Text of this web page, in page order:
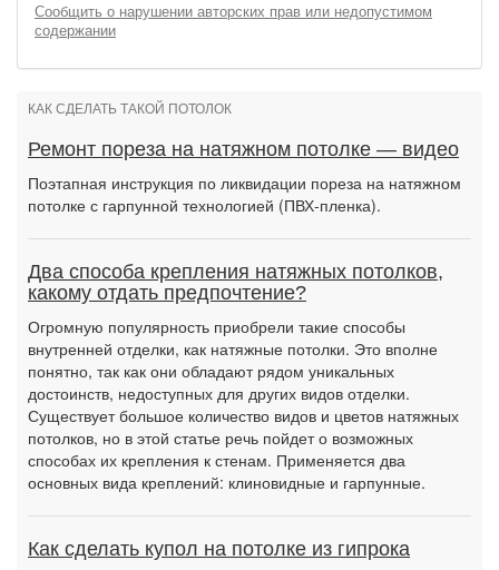
Сообщить о нарушении авторских прав или недопустимом
содержании
КАК СДЕЛАТЬ ТАКОЙ ПОТОЛОК
Ремонт пореза на натяжном потолке — видео
Поэтапная инструкция по ликвидации пореза на натяжном
потолке с гарпунной технологией (ПВХ-пленка).
Два способа крепления натяжных потолков,
какому отдать предпочтение?
Огромную популярность приобрели такие способы
внутренней отделки, как натяжные потолки. Это вполне
понятно, так как они обладают рядом уникальных
достоинств, недоступных для других видов отделки.
Существует большое количество видов и цветов натяжных
потолков, но в этой статье речь пойдет о возможных
способах их крепления к стенам. Применяется два
основных вида креплений: клиновидные и гарпунные.
Как сделать купол на потолке из гипрока